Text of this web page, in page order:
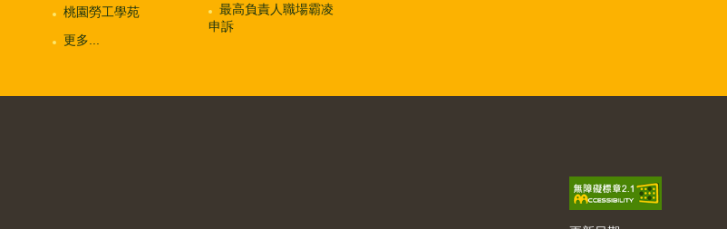
桃園勞工學苑
更多...
最高負責人職場霸凌
申訴